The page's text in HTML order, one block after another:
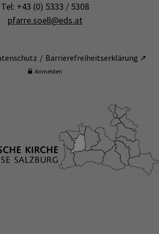
Tel: +43 (0) 5333 / 5308
pfarre.soell@eds.at
Barrierefreiheitserklärung ↗
Anmelden